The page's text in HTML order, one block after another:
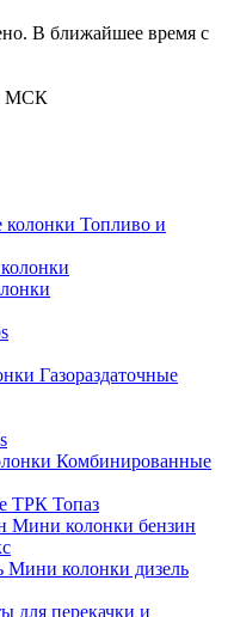
В ближайшее время с
МСК
Топливо и
Газораздаточные
Комбинированные
ТРК Топаз
Мини колонки бензин
Мини колонки дизель